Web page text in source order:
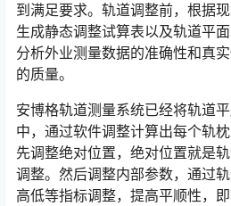
到满足要求。轨道调整前，根据
生成静态调整试算表以及轨道平
分析外业测量数据的准确性和真
的质量。󠅅󠅃󠄵󠅂󠄪󠇖󠆨󠆨󠇕󠆞󠆒󠅬󠇘󠆭󠆘󠇙󠆝󠅵󠇗󠆭󠆁󠄐󠇗󠅹󠅸󠇖󠆍󠅳󠇖󠅹󠅰󠇖󠆌󠅹
安博格轨道测量系统已经将轨道
中，通过软件调整计算出每个轨
先调整绝对位置，绝对位置就是
调整。然后调整内部参数，通过
高低等指标调整，提高平顺性，